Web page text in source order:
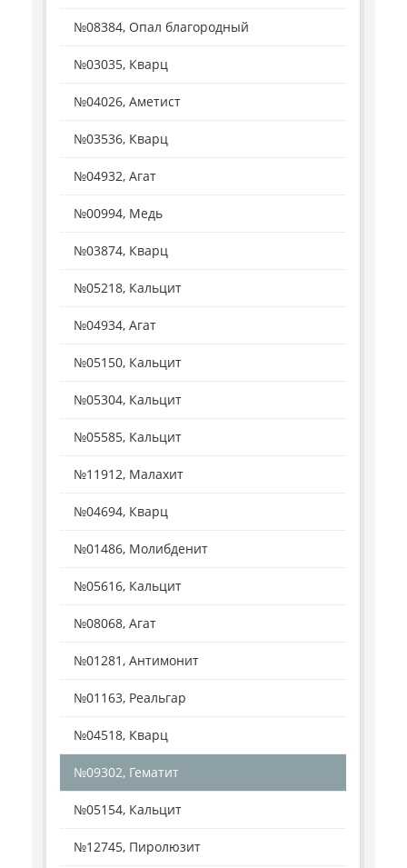
№08384, Опал благородный
№03035, Кварц
№04026, Аметист
№03536, Кварц
№04932, Агат
№00994, Медь
№03874, Кварц
№05218, Кальцит
№04934, Агат
№05150, Кальцит
№05304, Кальцит
№05585, Кальцит
№11912, Малахит
№04694, Кварц
№01486, Молибденит
№05616, Кальцит
№08068, Агат
№01281, Антимонит
№01163, Реальгар
№04518, Кварц
№09302, Гематит
№05154, Кальцит
№12745, Пиролюзит